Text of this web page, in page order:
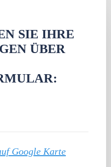
SIE IHRE
ÜBER
Google Karte